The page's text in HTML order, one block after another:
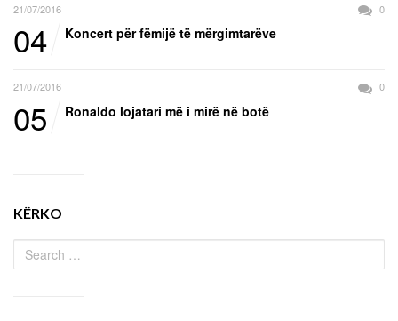
21/07/2016 0
04 Koncert për fëmijë të mërgimtarëve
21/07/2016 0
05 Ronaldo lojatari më i mirë në botë
KËRKO